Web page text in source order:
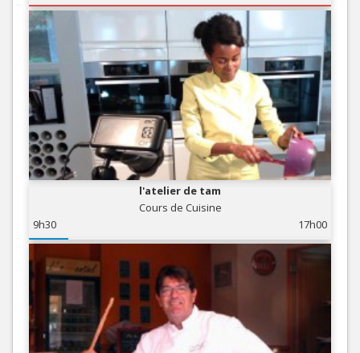
l'atelier de tam
Cours de Cuisine
9h30
17h00